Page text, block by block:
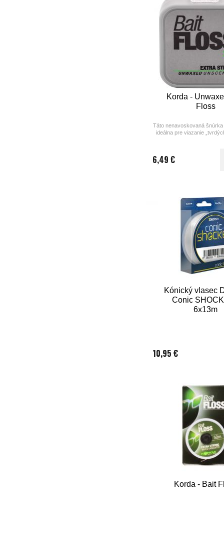
Korda -
Floss
Táto nenavoskovaná šnúrka
ideálna pre viazanie
6,49 €
Kónický vlasec
Conic
6x13m
10,95 €
Korda - Bait